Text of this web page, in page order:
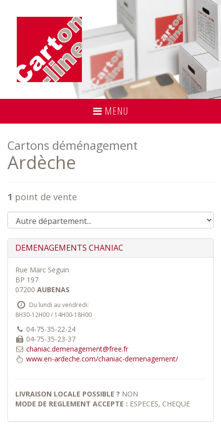
MENU
Cartons déménagement
Ardèche
1 point de vente
DEMENAGEMENTS CHANIAC
Rue Marc Seguin
BP 197
07200 AUBENAS
Du lundi au vendredi:
8H30-12H00 / 14H00-18H00
04-75-35-22-24
04-75-35-23-37
chaniac.demenagement@free.fr
www.en-ardeche.com/chaniac-demenagement/
LIVRAISON LOCALE POSSIBLE ? NON
MODE DE REGLEMENT ACCEPTE : ESPECES, CHEQUE